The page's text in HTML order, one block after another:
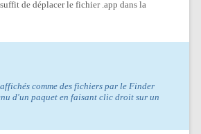
de déplacer le fichier .app dans la
comme des fichiers par le Finder
d'un paquet en faisant clic droit sur un